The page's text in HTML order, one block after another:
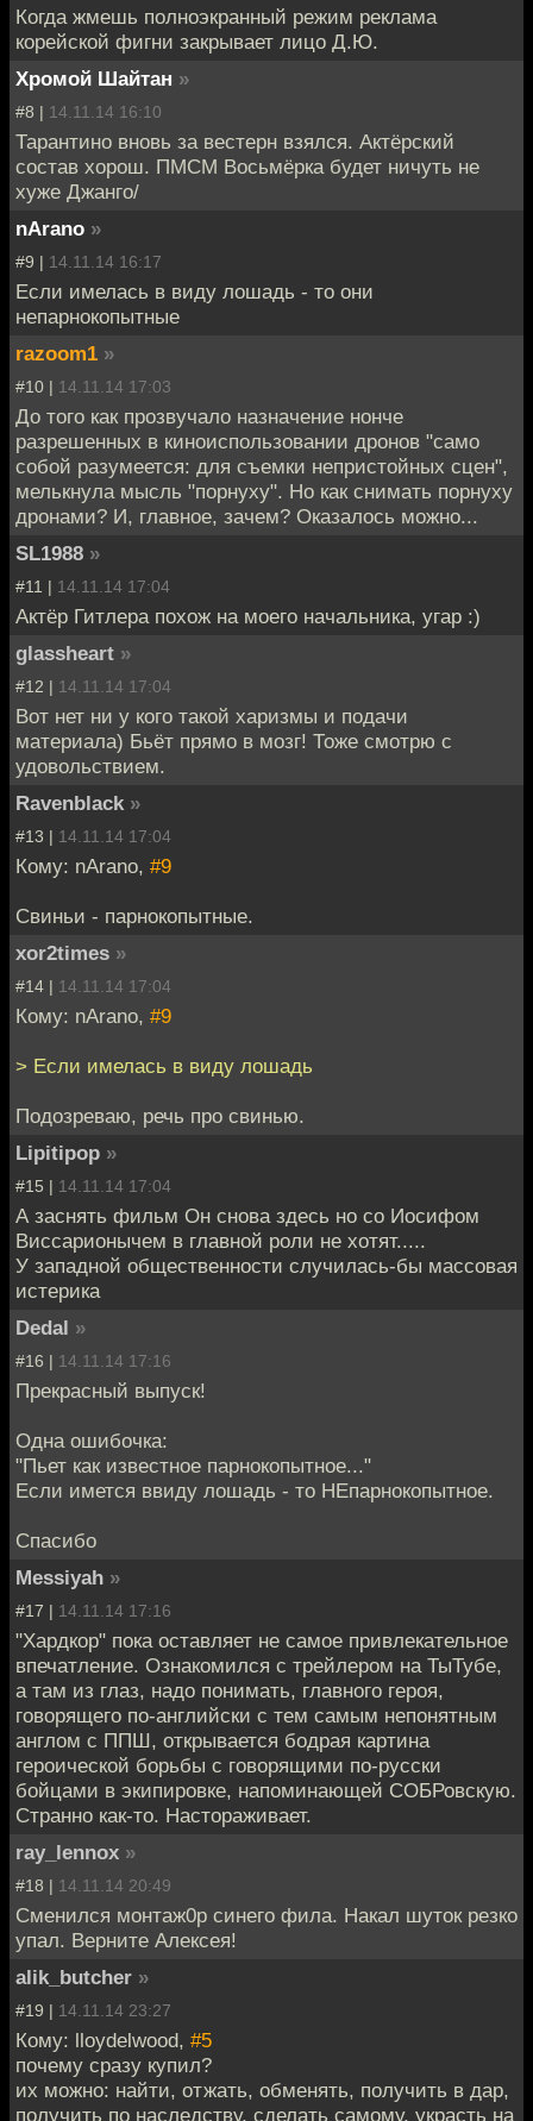
Когда жмешь полноэкранный режим реклама
корейской фигни закрывает лицо Д.Ю.
Хромой Шайтан »
#8 | 14.11.14 16:10
Тарантино вновь за вестерн взялся. Актёрский
состав хорош. ПМСМ Восьмёрка будет ничуть не
хуже Джанго/
nArano »
#9 | 14.11.14 16:17
Если имелась в виду лошадь - то они
непарнокопытные
razoom1 »
#10 | 14.11.14 17:03
До того как прозвучало назначение нонче
разрешенных в киноиспользовании дронов "само
собой разумеется: для съемки непристойных сцен",
мелькнула мысль "порнуху". Но как снимать порнуху
дронами? И, главное, зачем? Оказалось можно...
SL1988 »
#11 | 14.11.14 17:04
Актёр Гитлера похож на моего начальника, угар :)
glassheart »
#12 | 14.11.14 17:04
Вот нет ни у кого такой харизмы и подачи
материала) Бьёт прямо в мозг! Тоже смотрю с
удовольствием.
Ravenblack »
#13 | 14.11.14 17:04
Кому: nArano, #9
Свиньи - парнокопытные.
xor2times »
#14 | 14.11.14 17:04
Кому: nArano, #9
> Если имелась в виду лошадь
Подозреваю, речь про свинью.
Lipitipop »
#15 | 14.11.14 17:04
А заснять фильм Он снова здесь но со Иосифом
Виссарионычем в главной роли не хотят.....
У западной общественности случилась-бы массовая
истерика
Dedal »
#16 | 14.11.14 17:16
Прекрасный выпуск!
Одна ошибочка:
"Пьет как известное парнокопытное..."
Если имется ввиду лошадь - то НЕпарнокопытное.
Спасибо
Messiyah »
#17 | 14.11.14 17:16
"Хардкор" пока оставляет не самое привлекательное
впечатление. Ознакомился с трейлером на ТыТубе,
а там из глаз, надо понимать, главного героя,
говорящего по-английски с тем самым непонятным
англом с ППШ, открывается бодрая картина
героической борьбы с говорящими по-русски
бойцами в экипировке, напоминающей СОБРовскую.
Странно как-то. Настораживает.
ray_lennox »
#18 | 14.11.14 20:49
Сменился монтаж0р синего фила. Накал шуток резко
упал. Верните Алексея!
alik_butcher »
#19 | 14.11.14 23:27
Кому: lloydelwood, #5
почему сразу купил?
их можно: найти, отжать, обменять, получить в дар,
получить по наследству, сделать самому, украсть на